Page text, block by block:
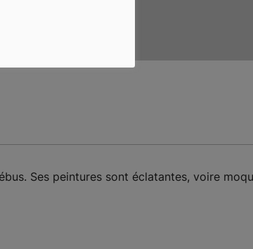
Ses peintures sont éclatantes, voire